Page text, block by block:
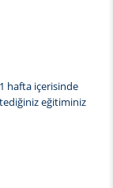
hafta içerisinde
eğitiminiz